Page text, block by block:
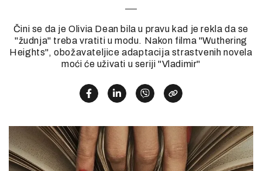
Čini se da je Olivia Dean bila u pravu kad je rekla da se
"žudnja" treba vratiti u modu. Nakon filma "Wuthering
Heights", obožavateljice adaptacija strastvenih novela
moći će uživati u seriji "Vladimir"